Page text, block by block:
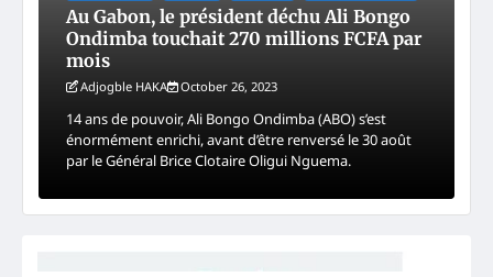
Au Gabon, le président déchu Ali Bongo
Ondimba touchait 270 millions FCFA par
mois
Adjogble HAKA October 26, 2023
14 ans de pouvoir, Ali Bongo Ondimba (ABO) s’est
énormément enrichi, avant d’être renversé le 30 août
par le Général Brice Clotaire Oligui Nguema.